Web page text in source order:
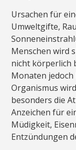
Ursachen für
Umweltgifte,
Menschen wird
nicht körperlich
Monaten jedoch
Organismus
besonders die
Anzeichen für
Müdigkeit,
Entzündungen